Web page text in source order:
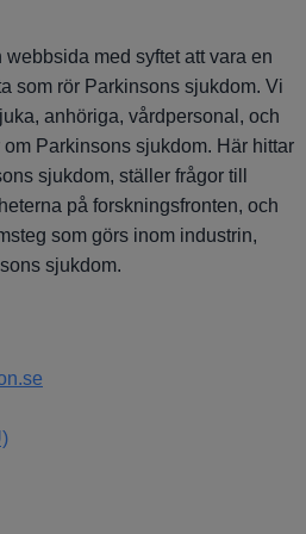
webbsida med syftet att vara en
som rör Parkinsons sjukdom. Vi
anhöriga, vårdpersonal, och
Parkinsons sjukdom. Här hittar
sjukdom, ställer frågor till
på forskningsfronten, och
som görs inom industrin,
sjukdom.